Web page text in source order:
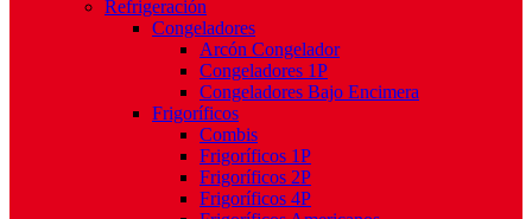
Refrigeración
Congeladores
Arcón Congelador
Congeladores 1P
Congeladores Bajo Encimera
Frigoríficos
Combis
Frigoríficos 1P
Frigoríficos 2P
Frigoríficos 4P